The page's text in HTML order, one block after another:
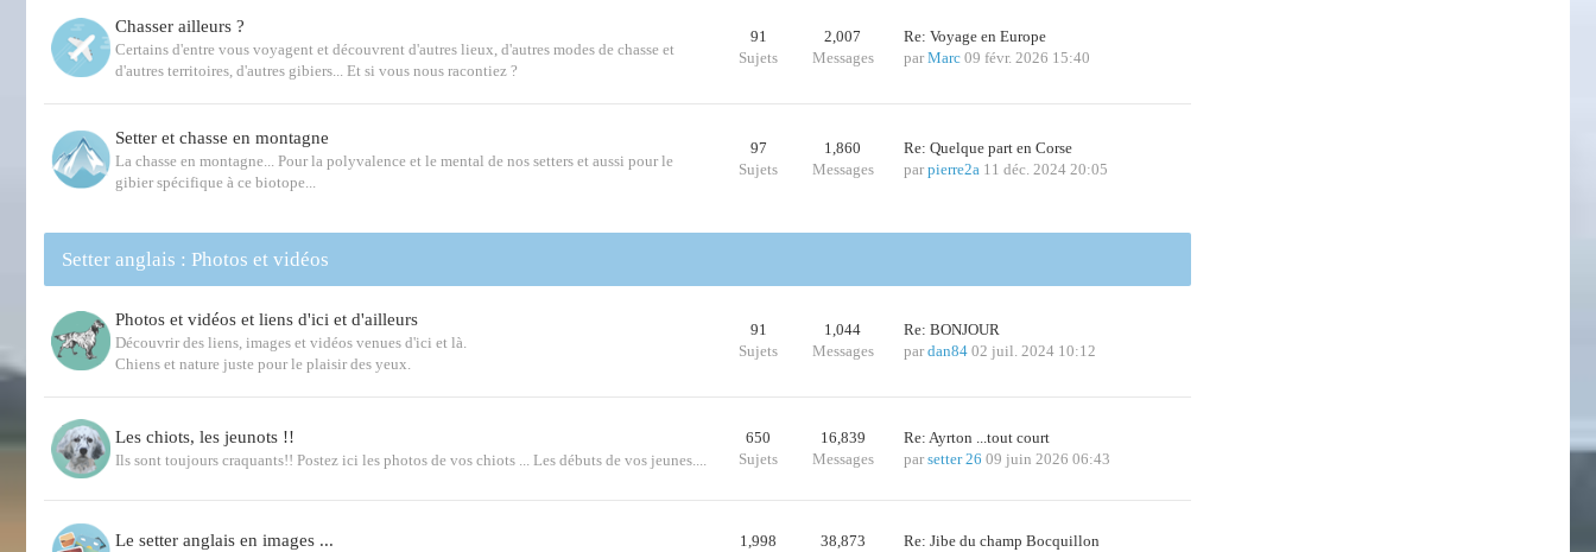
Chasser ailleurs ?
Certains d'entre vous voyagent et découvrent d'autres lieux, d'autres modes de chasse et
d'autres territoires, d'autres gibiers... Et si vous nous racontiez ?
91
Sujets
2,007
Messages
Re: Voyage en Europe
par Marc 09 févr. 2026 15:40
Setter et chasse en montagne
La chasse en montagne... Pour la polyvalence et le mental de nos setters et aussi pour le
gibier spécifique à ce biotope...
97
Sujets
1,860
Messages
Re: Quelque part en Corse
par pierre2a 11 déc. 2024 20:05
Setter anglais : Photos et vidéos
Photos et vidéos et liens d'ici et d'ailleurs
Découvrir des liens, images et vidéos venues d'ici et là.
Chiens et nature juste pour le plaisir des yeux.
91
Sujets
1,044
Messages
Re: BONJOUR
par dan84 02 juil. 2024 10:12
Les chiots, les jeunots !!
Ils sont toujours craquants!! Postez ici les photos de vos chiots ... Les débuts de vos jeunes....
650
Sujets
16,839
Messages
Re: Ayrton ...tout court
par setter 26 09 juin 2026 06:43
Le setter anglais en images ...
1,998
38,873
Re: Jibe du champ Bocquillon